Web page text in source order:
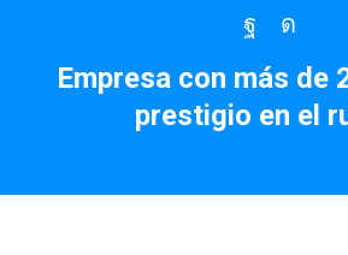
Facebook
Empresa con más de
prestigio en el